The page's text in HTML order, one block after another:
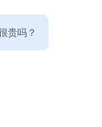
贵吗？